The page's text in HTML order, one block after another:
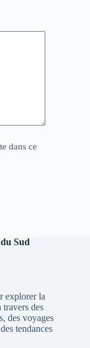
dans ce
Sud
explorer la
travers des
des voyages
tendances